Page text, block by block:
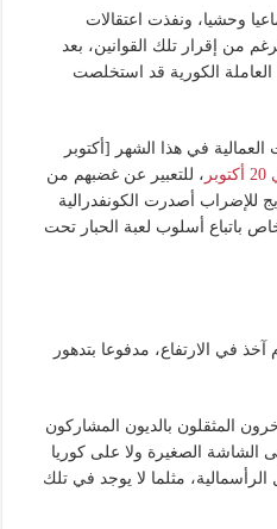
وحشيا، ونفذت اعتقالات
من إقرار تلك القوانين، بعد
العاملة الكورية قد استخلصت
العمالية في هذا الشهر [أكتوبر
، للتعبير عن غضبهم من
للإضراب أصدرت الكونفدرالية
باتباع أسلوب لعبة الحبار تحت
في الارتفاع، مدفوعا بتدهور
المثقلون بالديون المشاركون
الشاشة الصغيرة ولا على كوريا
مثلما لا يوجد في تلك